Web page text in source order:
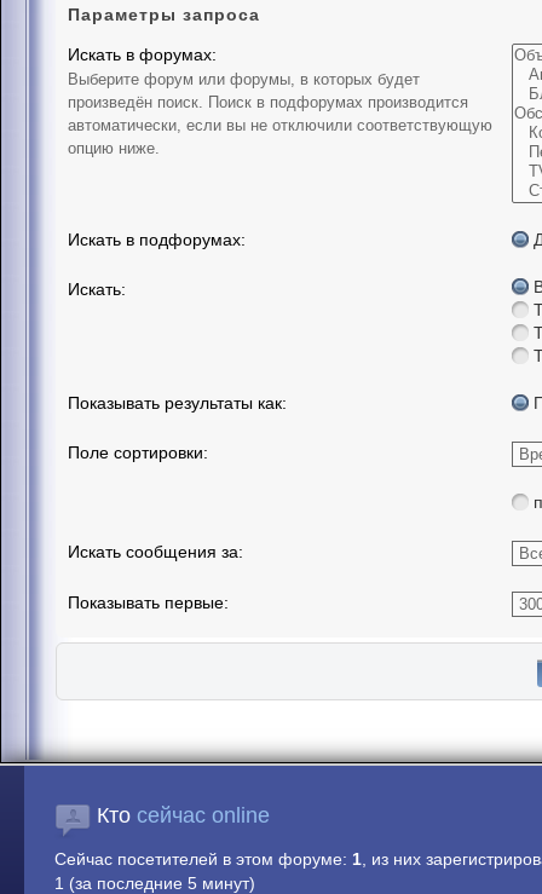
Параметры запроса
Искать в форумах:
Выберите форум или форумы, в которых будет
произведён поиск. Поиск в подфорумах производится
автоматически, если вы не отключили соответствующую
опцию ниже.
Искать в подфорумах:
Искать:
Показывать результаты как:
Поле сортировки:
Искать сообщения за:
Показывать первые:
Кто сейчас online
Сейчас посетителей в этом форуме: 1, из них
1 (за последние 5 минут)